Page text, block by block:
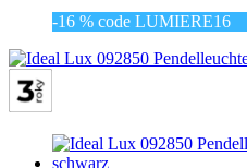
-16 % code LUMIERE16